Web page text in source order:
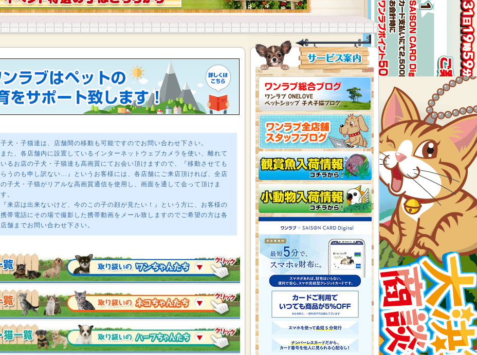
子犬・子猫達は、店舗間の移動も可能ですのでお問い合わせ下さい。
また、各店舗内に設置しているインターネットウェブカメラを使い、離れて
いるお店の子犬・子猫達も高画質にてお会い頂けますので、『移動させても
らうのも申し訳ない…』というお客様には、各店舗にご来店頂ければ、全店
の子犬・子猫がリアルな高画質通信を使用し、画面を通して会って頂けま
す。
『来店は出来ないけど、今のこの子の顔が見たい！』という方に、お客様の
携帯電話にその場で撮影した携帯動画をメール致しますのでご希望の方は各
店舗までお問い合わせ下さい。